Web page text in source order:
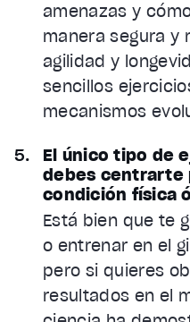
amenazas y
manera segura y
agilidad y
sencillos
mecanismos
El único tipo de
debes centrarte
condición física
Está bien que te
o entrenar en el
pero si quieres
resultados en el